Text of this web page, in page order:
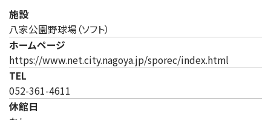
施設
八家公園野球場（ソフト）
ホームページ
https://www.net.city.nagoya.jp/sporec/index.html
TEL
052-361-4611
休館日